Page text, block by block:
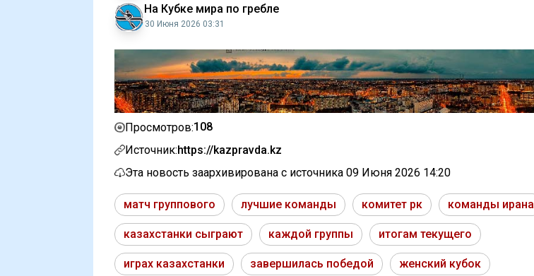
На Кубке мира по гребле
30 Июня 2026 03:31
Просмотров:108
Источник:https://kazpravda.kz
Эта новость заархивирована с источника 09 Июня 2026 14:20
матч группового лучшие команды комитет рк команды ирана
казахстанки сыграют каждой группы итогам текущего
играх казахстанки завершилась победой женский кубок